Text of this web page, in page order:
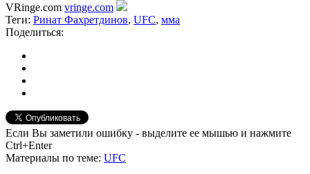
VRinge.com vringe.com
Теги: Ринат Фахретдинов, UFC, мма
Поделиться:
Если Вы заметили ошибку - выделите ее мышью и нажмите
Ctrl+Enter
Материалы по теме: UFC